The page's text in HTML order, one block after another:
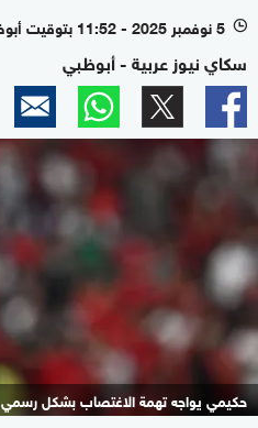
l 5 نوفمبر 2025 - 11:52 بتوقيت أبوظبي
سكاي نيوز عربية - أبوظبي
حكيمي يواجه تهمة الاغتصاب بشكل رسمي